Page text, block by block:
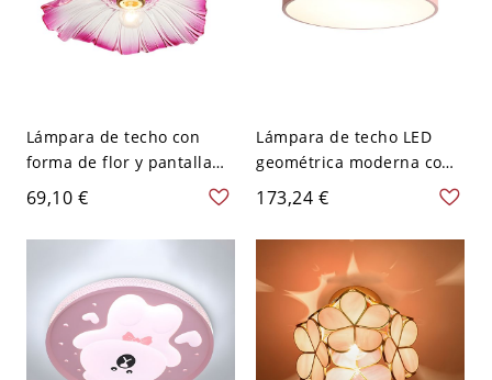
Lámpara de techo con
forma de flor y pantalla
de vidrio transparente
para decoración de hogar
de estilo moderno - 110 A
69,10 €
Lámpara de techo LED
geométrica moderna con
control remoto de
atenuación y pantalla
acrílica - Rosa 110 A 120 V
30,48 cm
173,24 €